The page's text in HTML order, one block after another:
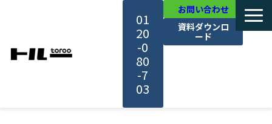
01
20
-0
80
-7
03
お問い合わせ
資料ダウンロ
ード